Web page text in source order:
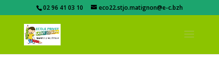
02 96 41 03 10 eco22.stjo.matignon@e-c.bzh